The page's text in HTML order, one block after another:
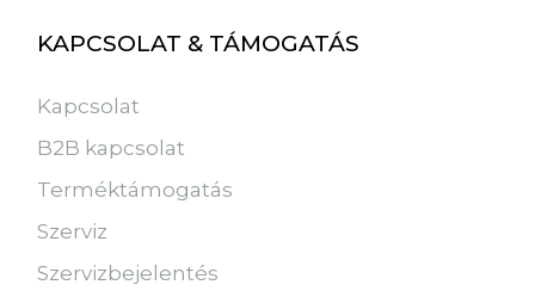
KAPCSOLAT & TÁMOGATÁS
Kapcsolat
B2B kapcsolat
Terméktámogatás
Szerviz
Szervizbejelentés